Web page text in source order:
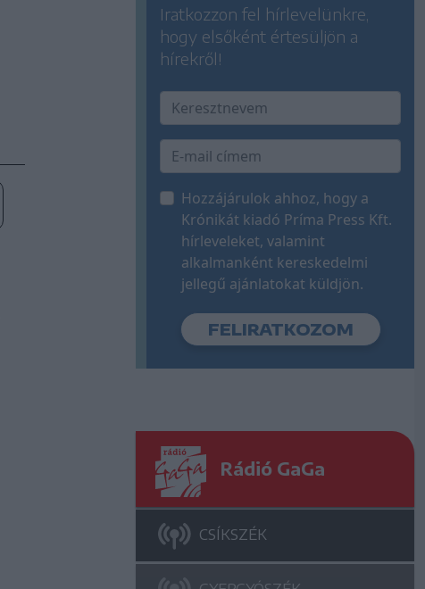
Iratkozzon fel hírlevelünkre,
hogy elsőként értesüljön a
hírekről!
Hozzájárulok ahhoz, hogy a
Krónikát kiadó Príma Press Kft.
hírleveleket, valamint
alkalmanként kereskedelmi
jellegű ajánlatokat küldjön.
Rádió GaGa
CSÍKSZÉK